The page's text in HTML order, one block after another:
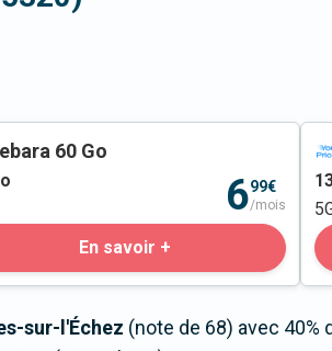
60 Go
699€
/mois
En savoir +
sur-l'Échez (note de 68) avec 40%